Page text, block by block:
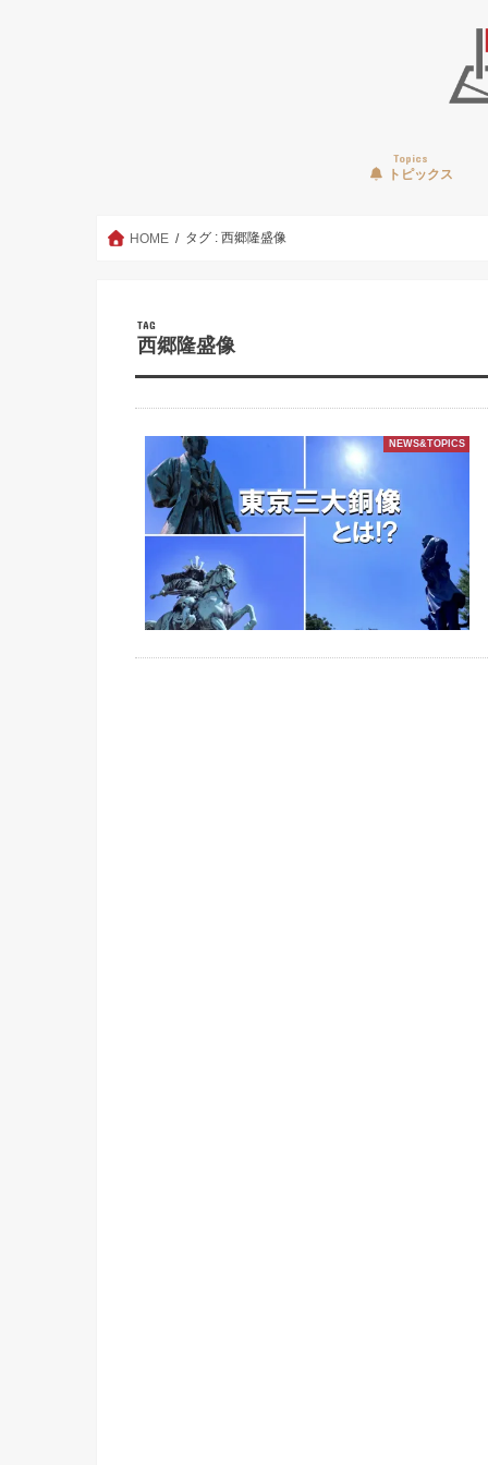
Topics
トピックス
HOME タグ : 西郷隆盛像
TAG
西郷隆盛像
NEWS&TOPICS